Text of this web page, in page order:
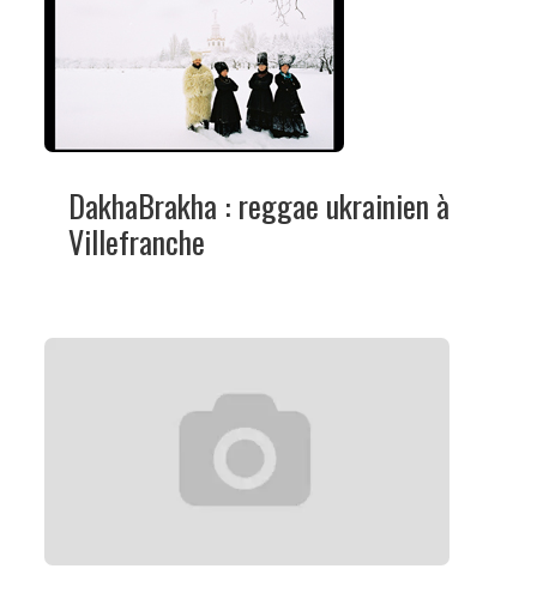
DakhaBrakha : reggae ukrainien à
Villefranche